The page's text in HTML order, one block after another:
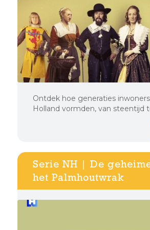
Ontdek hoe generaties
Holland vormden, van steentijd
Serie NH | De
het Palmhoutwrak